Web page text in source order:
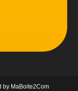
by MaBoite2Com